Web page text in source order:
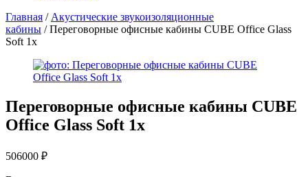
Главная / Акустические звукоизоляционные
кабины / Переговорные офисные кабины CUBE Office Glass
Soft 1x
Переговорные офисные кабины CUBE
Office Glass Soft 1x
506000 ₽